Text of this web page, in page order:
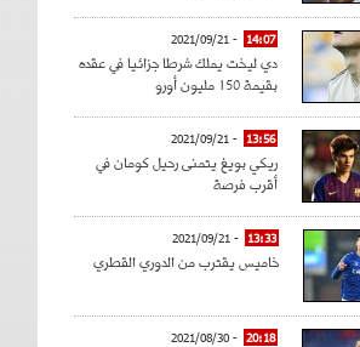
14:07
- 2021/09/21
دي ليخت يملك شرطا جزائيا في عقده
بقيمة 150 مليون أورو
13:56
- 2021/09/21
ريكي بويغ يتمنى رحيل كومان في
أقرب فرصة
13:33
- 2021/09/21
خاميس يقترب من الدوري القطري
20:18
- 2021/08/30